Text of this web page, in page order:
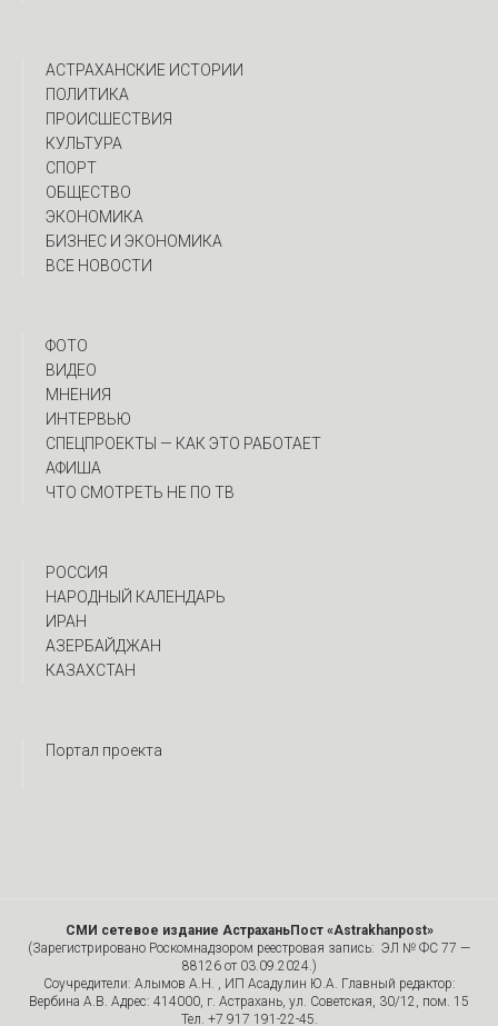
АСТРАХАНСКИЕ ИСТОРИИ
ПОЛИТИКА
ПРОИСШЕСТВИЯ
КУЛЬТУРА
СПОРТ
ОБЩЕСТВО
ЭКОНОМИКА
БИЗНЕС И ЭКОНОМИКА
ВСЕ НОВОСТИ
ФОТО
ВИДЕО
МНЕНИЯ
ИНТЕРВЬЮ
CПЕЦПРОЕКТЫ — КАК ЭТО РАБОТАЕТ
АФИША
ЧТО СМОТРЕТЬ НЕ ПО ТВ
РОССИЯ
НАРОДНЫЙ КАЛЕНДАРЬ
ИРАН
АЗЕРБАЙДЖАН
КАЗАХСТАН
Портал проекта
СМИ сетевое издание АстраханьПост «Astrakhanpost»
(Зарегистрировано Роскомнадзором реестровая запись: ЭЛ № ФС 77 —
88126 от 03.09.2024.)
Соучредители: Алымов А.Н. , ИП Асадулин Ю.А. Главный редактор:
Вербина А.В. Адрес: 414000, г. Астрахань, ул. Советская, 30/12, пом. 15
Тел. +7 917 191-22-45.